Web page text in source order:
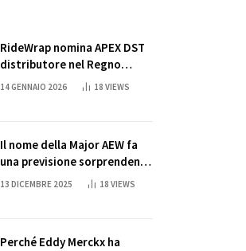
RideWrap nomina APEX DST
distributore nel Regno
Unito
14 GENNAIO 2026 18 VIEWS
Il nome della Major AEW fa
una previsione sorprendente
per la partita di ritiro di
13 DICEMBRE 2025 18 VIEWS
Perché Eddy Merckx ha